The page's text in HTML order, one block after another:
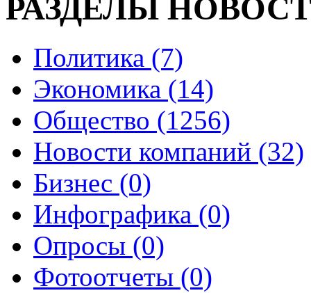
РАЗДЕЛЫ
Политика (7)
Экономика (14)
Общество (1256)
Новости компаний (32)
Бизнес (0)
Инфографика (0)
Опросы (0)
Фотоотчеты (0)